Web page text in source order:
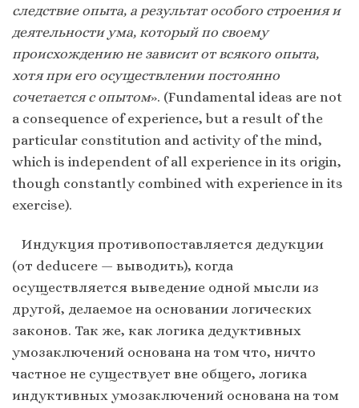
следствие опыта, а результат особого строения и
деятельности ума, который по своему
происхождению не зависит от всякого опыта,
хотя при его осуществлении постоянно
сочетается с опытом». (Fundamental ideas are not
a consequence of experience, but a result of the
particular constitution and activity of the mind,
which is independent of all experience in its origin,
though constantly combined with experience in its
exercise).
Индукция противопоставляется дедукции
(от deducere — выводить), когда
осуществляется выведение одной мысли из
другой, делаемое на основании логических
законов. Так же, как логика дедуктивных
умозаключений основана на том что, ничто
частное не существует вне общего, логика
индуктивных умозаключений основана на том